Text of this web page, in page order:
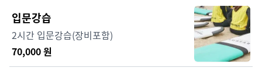
입문강습
2시간 입문강습(장비포함)
70,000원